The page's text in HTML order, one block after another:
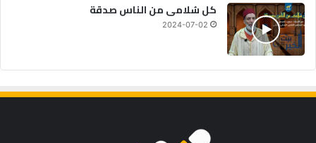
كل سُلامى من الناس صدقة
2024-07-02